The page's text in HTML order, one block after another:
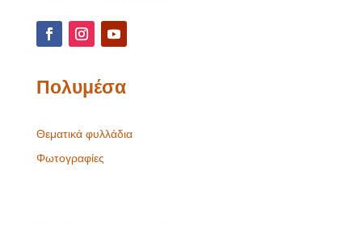
Πολυμέσα
Θεματικά φυλλάδια
Φωτογραφίες